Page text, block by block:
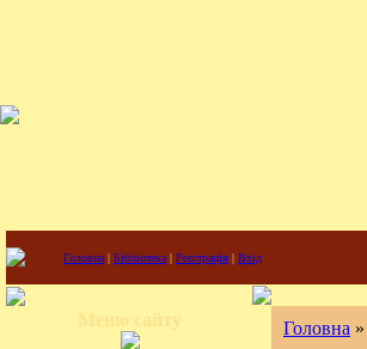
Головна | Бібліотека | Реєстрація | Вхід
Головна »